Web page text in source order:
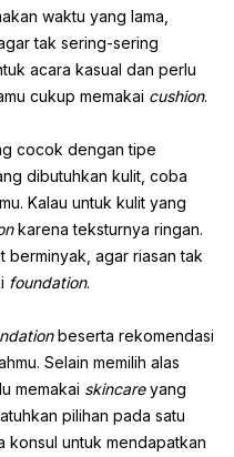
waktu yang lama,
tak sering-sering
acara kasual dan perlu
cukup memakai cushion.
cocok dengan tipe
dibutuhkan kulit, coba
Kalau untuk kulit yang
karena teksturnya ringan.
berminyak, agar riasan tak
foundation.
beserta rekomendasi
Selain memilih alas
memakai skincareyang
pilihan pada satu
konsul untuk mendapatkan